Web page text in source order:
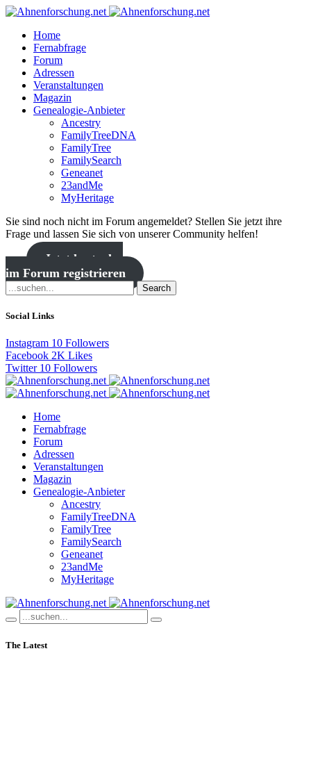
Home
Fernabfrage
Forum
Adressen
Veranstaltungen
Magazin
Genealogie-Anbieter
Ancestry
FamilyTreeDNA
FamilyTree
FamilySearch
Geneanet
23andMe
MyHeritage
Sie sind noch nicht im Forum angemeldet? Stellen Sie jetzt ihre
Frage und lassen Sie sich von unserer Community helfen!
Jetzt kostenlos
im Forum registrieren
Search
Social Links
Instagram 10 Followers
Facebook 2K Likes
Twitter 10 Followers
Home
Fernabfrage
Forum
Adressen
Veranstaltungen
Magazin
Genealogie-Anbieter
Ancestry
FamilyTreeDNA
FamilyTree
FamilySearch
Geneanet
23andMe
MyHeritage
The Latest